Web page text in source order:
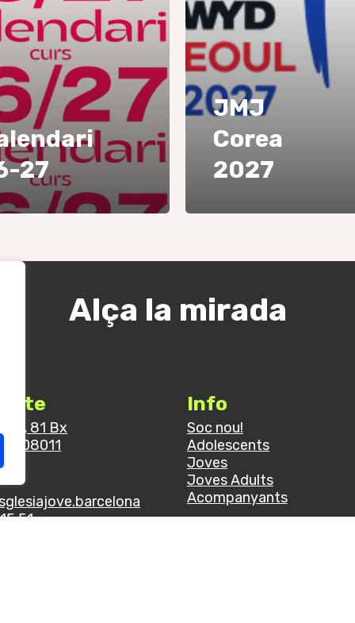
27
JMJ
Corea
2027
Alça la mirada
81 Bx
08011
51
Info
Soc nou!
Adolescents
Joves
Joves Adults
Acompanyants